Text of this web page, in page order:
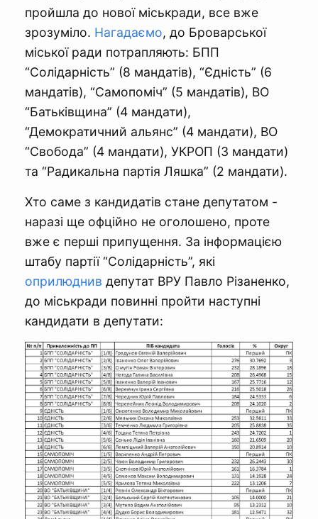
пройшла до нової міськради, все вже
зрозуміло. Нагадаємо, до Броварської
міської ради потрапляють: БПП
“Солідарність” (8 мандатів), “Єдність” (6
мандатів), “Самопоміч” (5 мандатів), ВО
“Батьківщина” (4 мандати),
“Демократичний альянс” (4 мандати), ВО
“Свобода” (4 мандати), УКРОП (3 мандати)
та “Радикальна партія Ляшка” (2 мандати).
Хто саме з кандидатів стане депутатом -
наразі ще офційно не оголошено, проте
вже є перші припущення. За інформацією
штабу партії “Солідарність”, які
оприлюднив депутат ВРУ Павло Різаненко,
до міськради повинні пройти наступні
кандидати в депутати: